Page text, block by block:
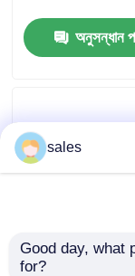
উদ্ধৃতির জন্য আবেদন
নিরাপত্তা চশমা গগলস
অনুসন্ধান
পোলারাইজড পুরুষদের
sales
Good day, what
for?